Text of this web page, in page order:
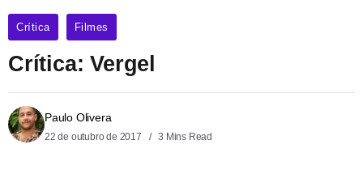
Crítica Filmes
Crítica: Vergel
Paulo Olivera
22 de outubro de 2017 3 Mins Read